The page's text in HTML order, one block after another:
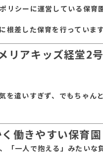
リシーに運営している保育
差した保育を行っています
リアキッズ経堂2
を遣いすぎず、でもちゃん
働きやすい保育園
一人で抱える」みたいな